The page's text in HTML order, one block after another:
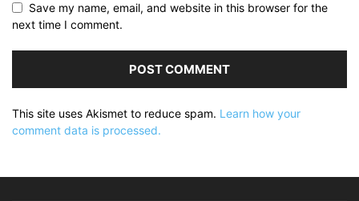
Save my name, email, and website in this browser for the
next time I comment.
This site uses Akismet to reduce spam. Learn how your
comment data is processed.